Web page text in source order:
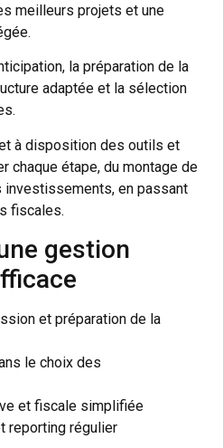
meilleurs projets et une
la préparation de la
adaptée et la sélection
à disposition des outils et
chaque étape, du montage de
investissements, en passant
fiscales.
gestion
et préparation de la
le choix des
et fiscale simplifiée
reporting régulier